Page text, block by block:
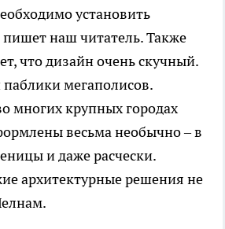
установить
пишет наш читатель. Также
что дизайн очень скучный.
мегаполисов.
многих крупных городах
весьма необычно – в
и даже расчески.
архитектурные решения не